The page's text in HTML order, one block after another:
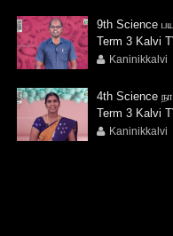
9th Science
Term 3 Kalvi
Kaninikkalvi
4th Science
Term 3 Kalvi
Kaninikkalvi